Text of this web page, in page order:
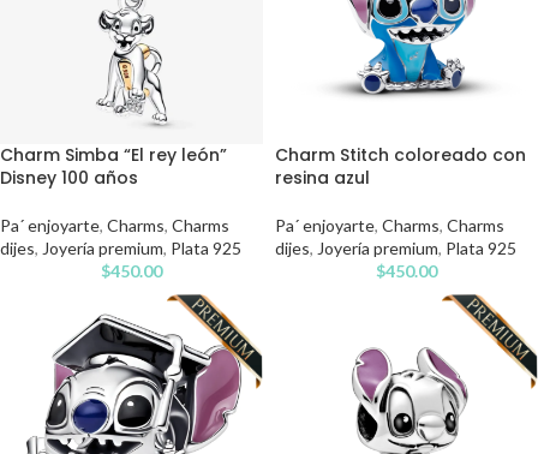
Charm Simba “El rey león”
Disney 100 años
Pa´ enjoyarte, Charms, Charms
dijes, Joyería premium, Plata 925
$450.00
Charm Stitch coloreado con
resina azul
Pa´ enjoyarte, Charms, Charms
dijes, Joyería premium, Plata 925
$450.00